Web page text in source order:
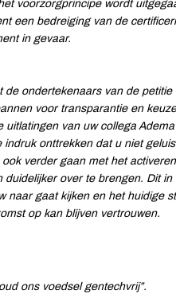
voorzorgprincipe wordt
een bedreiging van de
in gevaar.
ondertekenaars van de
voor transparantie en
van uw collega
onttrekken dat u niet
verder gaan met het
over te brengen. Dit
naar gaat kijken en het huidige
op kan blijven vertrouwen.
ons voedsel gentechvrij”.